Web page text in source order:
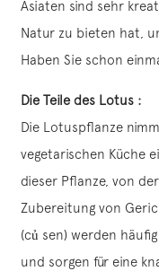
Asiaten sind sehr
Natur zu bieten hat,
Haben Sie schon
Die Teile des Lotus :
Die Lotuspflanze
vegetarischen Küche
dieser Pflanze, von
Zubereitung von
(củ sen) werden
und sorgen für eine